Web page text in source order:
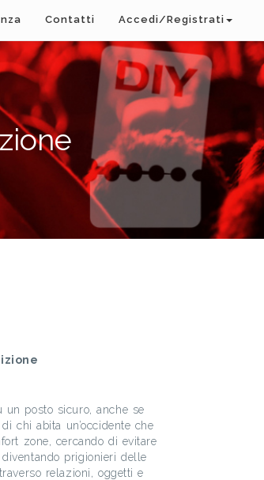
Contatti Accedi/Registrati
posto sicuro, anche se
chi abita un’occidente che
zone, cercando di evitare
prigionieri delle
relazioni, oggetti e